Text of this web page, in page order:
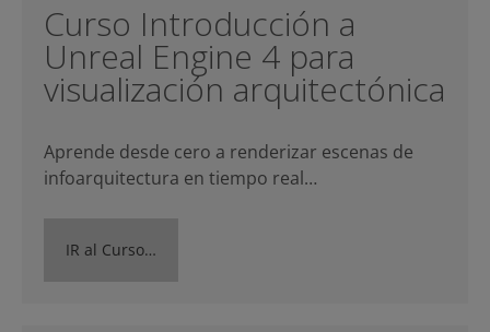
Curso Introducción a
Unreal Engine 4 para
visualización arquitectónica
Aprende desde cero a renderizar escenas de
infoarquitectura en tiempo real…
IR al Curso…